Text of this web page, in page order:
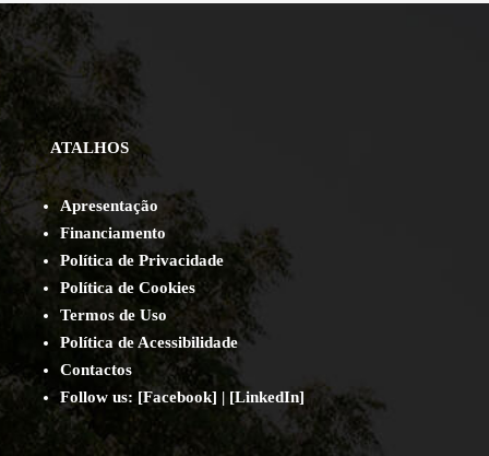
ATALHOS
Apresentação
Financiamento
Política de Privacidade
Política de Cookies
Termos de Uso
Política de Acessibilidade
Contactos
Follow us: [Facebook] | [LinkedIn]